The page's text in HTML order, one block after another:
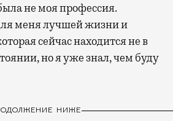
не моя профессия.
меня лучшей жизни и
сейчас находится не в
но я уже знал, чем буду
НИЖЕ